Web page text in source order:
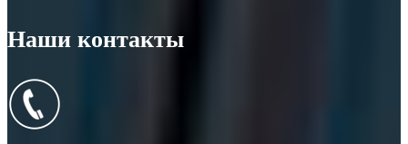
Наши контакты